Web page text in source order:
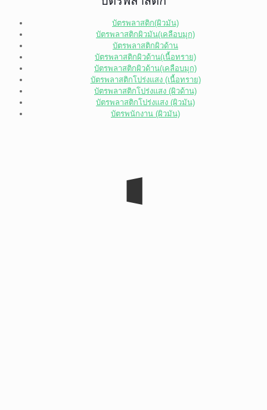
บัตรพลาสติก(ผิวมัน)
บัตรพลาสติกผิวมัน(เคลือบมุก)
บัตรพลาสติกผิวด้าน
บัตรพลาสติกผิวด้าน(เนื้อทราย)
บัตรพลาสติกผิวด้าน(เคลือบมุก)
บัตรพลาสติกโปร่งแสง (เนื้อทราย)
บัตรพลาสติกโปร่งแสง (ผิวด้าน)
บัตรพลาสติกโปร่งแสง (ผิวมัน)
บัตรพนักงาน (ผิวมัน)